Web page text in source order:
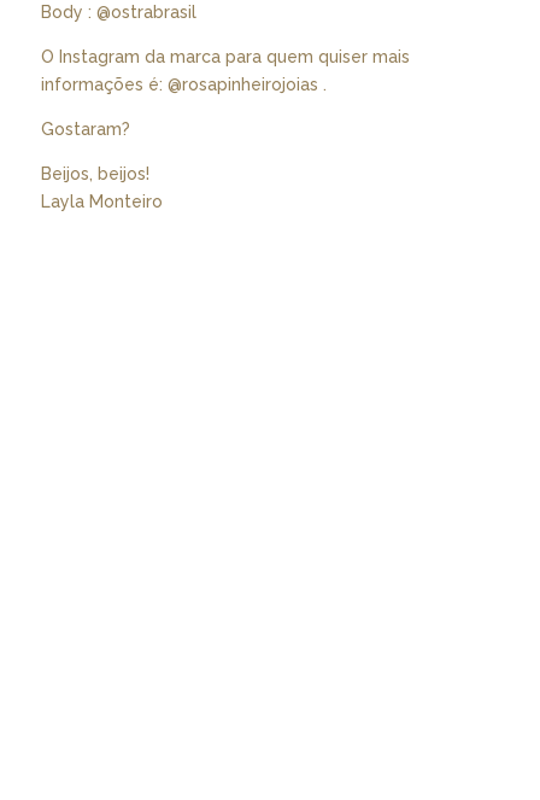
Body : @ostrabrasil
O Instagram da marca para quem quiser mais
informações é: @rosapinheirojoias .
Gostaram?
Beijos, beijos!
Layla Monteiro